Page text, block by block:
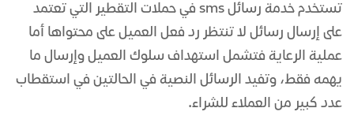
تستخدم خدمة رسائل sms في حملات التقطير التي تعتمد
على إرسال رسائل لا تنتظر رد فعل العميل على محتواها أما
عملية الرعاية فتشمل استهداف سلوك العميل وإرسال ما
يهمه فقط، وتفيد الرسائل النصية في الحالتين في استقطاب
عدد كبير من العملاء للشراء.